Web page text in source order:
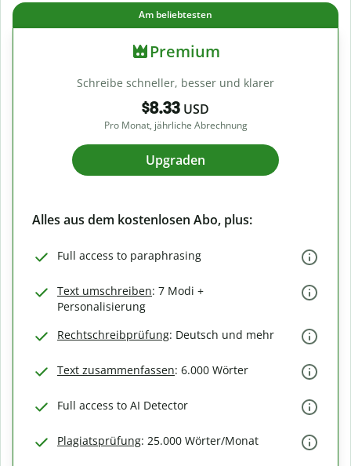
Am beliebtesten
Premium
Schreibe schneller, besser und klarer
$8.33 USD
Pro Monat, jährliche Abrechnung
Upgraden
Alles aus dem kostenlosen Abo, plus:
Full access to paraphrasing
Text umschreiben: 7 Modi +
Personalisierung
Rechtschreibprüfung: Deutsch und mehr
Text zusammenfassen: 6.000 Wörter
Full access to AI Detector
Plagiatsprüfung: 25.000 Wörter/Monat